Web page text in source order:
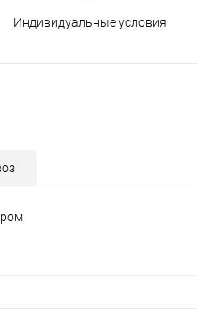
Индивидуальные условия